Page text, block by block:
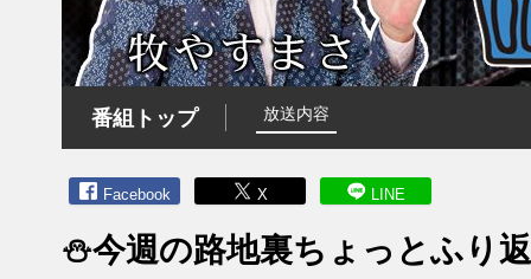
番組トップ 放送内容
Facebook X LINE
⛄今週の路地裏ちょっとふり